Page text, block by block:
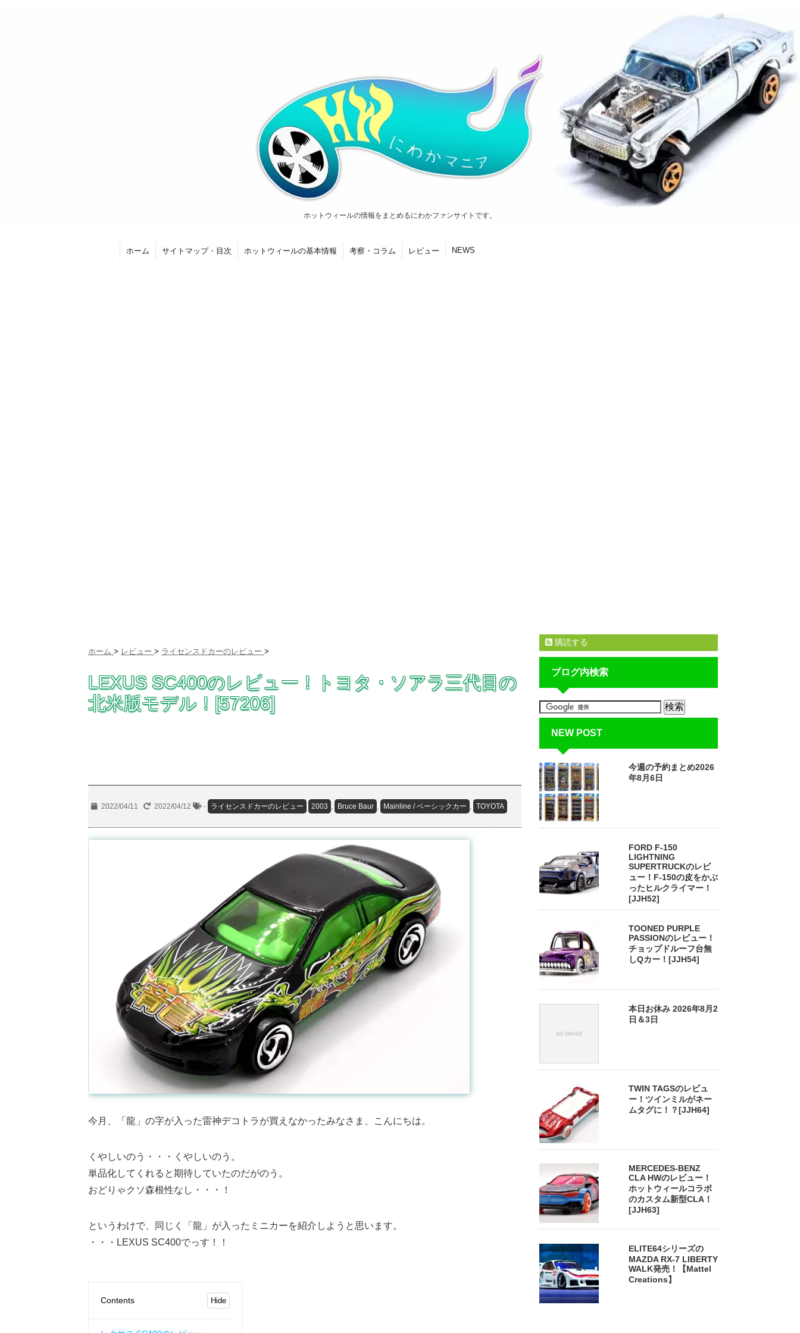
ホットウィールの情報をまとめるにわかファンサイトです。
ホーム サイトマップ・目次 ホットウィールの基本情報 考察・コラム レビュー NEWS
ホーム > レビュー > ライセンスドカーのレビュー >
LEXUS SC400のレビュー！トヨタ・ソアラ三代目の
北米版モデル！[57206]
2022/04/11 2022/04/12 - ライセンスドカーのレビュー 2003 , Bruce Baur , Mainline / ベーシックカー , TOYOTA
今月、「龍」の字が入った雷神デコトラが買えなかったみなさま、こんにちは。
くやしいのう・・・くやしいのう。
単品化してくれると期待していたのだがのう。
おどりゃクソ森根性なし・・・！
というわけで、同じく「龍」が入ったミニカーを紹介しようと思います。
・・・LEXUS SC400でっす！！
Contents
購読する
ブログ内検索
NEW POST
今週の予約まとめ2026
年8月6日
FORD F-150
LIGHTNING
SUPERTRUCKのレビ
ュー！F-150の皮をかぶ
ったヒルクライマー！
[JJH52]
TOONED PURPLE
PASSIONのレビュー！
チョップドルーフ台無
しQカー！[JJH54]
本日お休み 2026年8月2
日＆3日
TWIN TAGSのレビュ
ー！ツインミルがネー
ムタグに！？[JJH64]
MERCEDES-BENZ
CLA HWのレビュー！
ホットウィールコラボ
のカスタム新型CLA！
[JJH63]
ELITE64シリーズの
MAZDA RX-7 LIBERTY
WALK発売！【Mattel
Creations】